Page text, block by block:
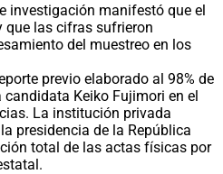
investigación manifestó que el
que las cifras sufrieron
del muestreo en los
previo elaborado al 98% de
Keiko Fujimori en el
La institución privada
presidencia de la República
total de las actas físicas por